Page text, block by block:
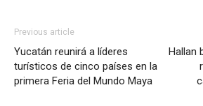
Previous article
Yucatán reunirá a líderes
turísticos de cinco países en la
primera Feria del Mundo Maya
Hallan